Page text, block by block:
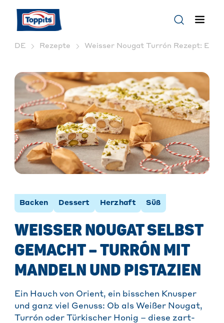
DE Rezepte Weisser Nougat Turrón Rezept:
Backen Dessert Herzhaft Süß
WEISSER NOUGAT SELBST G
EMACHT – TURRÓN MIT M
ANDELN UND PISTAZIEN
Ein Hauch von Orient, ein bisschen Knusper
und ganz viel Genuss: Ob als Weißer Nougat,
Turrón oder Türkischer Honig – diese zart-